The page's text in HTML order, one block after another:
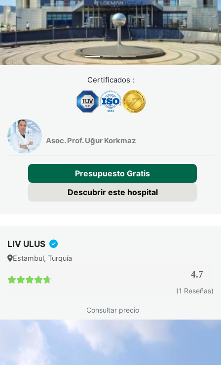
el proceso.
Seguimiento postratamiento:
Consultas virtuales para monitoreo de evolución.
Planes de nutrición y recomendaciones personalizadas.
Evaluación de resultados y ajustes terapéuticos según
Contacta con Turquie Santé y comienza tu tratamiento de
Crohn en Turquía con el respaldo de expertos y una
atención integral.
La enfermedad de Crohn es una enfermedad crónica que
requiere un seguimiento médico regular y ajustes en el estilo
nutricionales.
Controle el estrés: El estrés puede empeorar los
psicológico pueden ayudar.
Deje de fumar: fumar agrava la inflamación y aumenta el
riesgo de complicaciones.
Siga una dieta sana y equilibrada: Favorezca la fruta, la
verdura, los cereales integrales y las proteínas magras.
Limite los alimentos grasos, procesados y picantes.
Certificados :
Asoc. Prof. Uğur Korkmaz
Presupuesto Gratis
Descubrir este hospital
LIV ULUS
Estambul, Turquía
4.7
(1 Reseñas)
Consultar precio